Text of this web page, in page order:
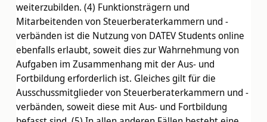
weiterzubilden. (4) Funktionsträgern und
Mitarbeitenden von Steuerberaterkammern und -
verbänden ist die Nutzung von DATEV Students online
ebenfalls erlaubt, soweit dies zur Wahrnehmung von
Aufgaben im Zusammenhang mit der Aus- und
Fortbildung erforderlich ist. Gleiches gilt für die
Ausschussmitglieder von Steuerberaterkammern und -
verbänden, soweit diese mit Aus- und Fortbildung